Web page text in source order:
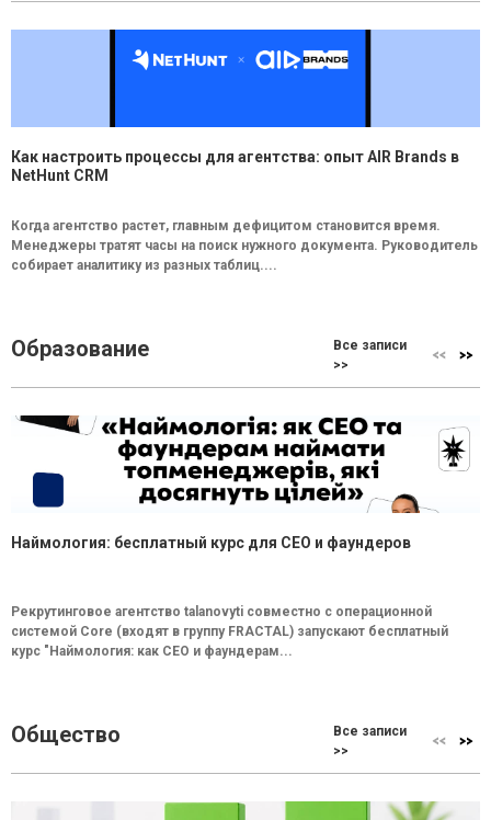
Как настроить процессы для агентства: опыт AIR Brands в
NetHunt CRM
Когда агентство растет, главным дефицитом становится время.
Менеджеры тратят часы на поиск нужного документа. Руководитель
собирает аналитику из разных таблиц....
Образование
Все записи
>>
Наймология: бесплатный курс для CEO и фаундеров
Рекрутинговое агентство talanovyti совместно с операционной
системой Core (входят в группу FRACTAL) запускают бесплатный
курс "Наймология: как СEO и фаундерам...
Общество
Все записи
>>